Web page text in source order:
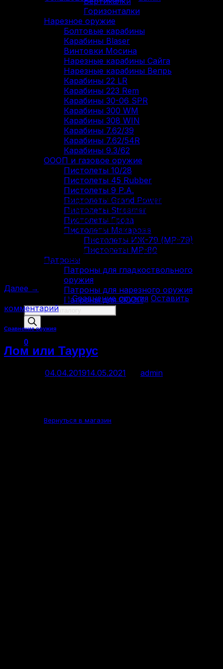
Горизонталки
Нарезное оружие
Болтовые карабины
Карабины Blaser
Винтовки Мосина
Нарезные карабины Сайга
Нарезные карабины Вепрь
Карабины 22 LR
Карабины 223 Rem
Карабины 30-06 SPR
Карабины 300 WM
Карабины 308 WIN
Карабины 7.62/39
Карабины 7.62/54R
Карабины 9.3/62
ОООП и газовое оружие
Пистолеты 10/28
Пистолеты 45 Rubber
Пистолеты 9 Р.А.
Пистолеты Grand Power
Пистолеты Streamer
Пистолеты Гроза
Пистолеты Макарова
Пистолеты ИЖ-79 (МР-79)
Пистолеты МР-80
Патроны
Патроны для гладкоствольного
оружия
Патроны для нарезного оружия
Патроны для ОООП
Поиск
товаров
0
Вернуться в магазин
Многие начинающие охотники, собираясь идти за
своим первым зверем, сталкиваются с проблемой:
какие патроны купить? Если речь не идет об охоте
на крупную цель, то логичным выбором станет
дробь. Но и тут все не так просто – ибо дроби и ее
более крупной сестры, картечи, существует целая
номенклатура. Начнем, на всякий случай, с азов.
Далее →
Опубликовано вСравнение оружия Оставить
комментарий
Сравнение оружия
Лом или Таурус
04.04.201914.05.2021 admin